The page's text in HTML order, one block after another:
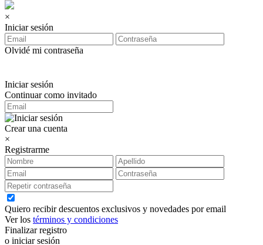
×
Iniciar sesión
Olvidé mi contraseña
Iniciar sesión
Continuar como invitado
Crear una cuenta
×
Registrarme
Quiero recibir descuentos exclusivos y novedades por email
Ver los términos y condiciones
Finalizar registro
o iniciar sesión